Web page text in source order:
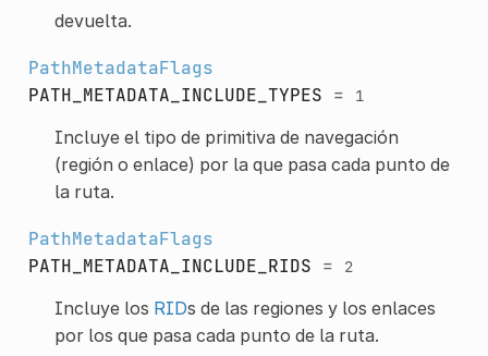
devuelta.
PathMetadataFlags
PATH_METADATA_INCLUDE_TYPES = 1
Incluye el tipo de primitiva de navegación
(región o enlace) por la que pasa cada punto de
la ruta.
PathMetadataFlags
PATH_METADATA_INCLUDE_RIDS = 2
Incluye los RIDs de las regiones y los enlaces
por los que pasa cada punto de la ruta.